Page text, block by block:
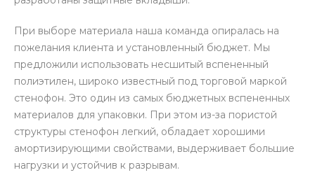
При выборе материала наша команда опиралась на
пожелания клиента и установленный бюджет. Мы
предложили использовать несшитый вспененный
полиэтилен, широко известный под торговой маркой
стенофон. Это один из самых бюджетных вспененных
материалов для упаковки. При этом из-за пористой
структуры стенофон легкий, обладает хорошими
амортизирующими свойствами, выдерживает большие
нагрузки и устойчив к разрывам.